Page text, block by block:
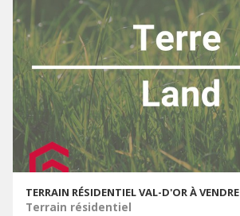
TERRAIN RÉSIDENTIEL VAL-D'OR À VENDRE
Terrain résidentiel